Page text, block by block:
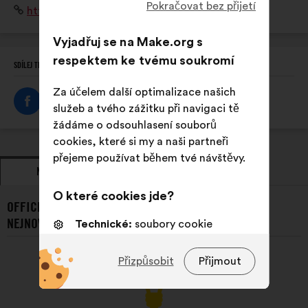
politiques publiques, et de mobiliser l'ensemble de la
Internetová
https://www.ofb.gouv.fr/
SDÍLEJ TENTO PROFIL
NÁVRHY
OFFICE FRANÇAIS DE LA BIODIVIERSITÉ A JEHO/JEJÍ
NEJNOVĚJŠÍ NÁVRHY:
Pokračovat bez přijetí
Vyjadřuj se na Make.org s
respektem ke tvému soukromí
Za účelem další optimalizace našich
služeb a tvého zážitku při navigaci tě
žádáme o odsouhlasení souborů
cookies, které si my a naši partneři
přejeme používat během tvé návštěvy.
O které cookies jde?
Technické: soubory cookie
zlepšení tvého zážitku při
Přijmout
Přizpůsobit